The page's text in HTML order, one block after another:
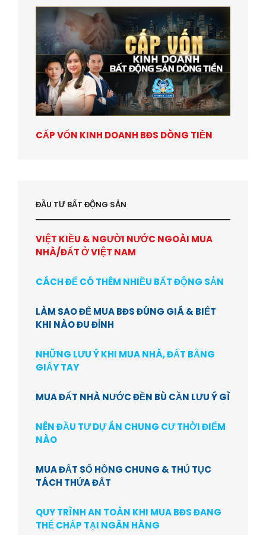
CẤP VỐN KINH DOANH BĐS DÒNG TIỀN
ĐẦU TƯ BẤT ĐỘNG SẢN
VIỆT KIỀU & NGƯỜI NƯỚC NGOÀI MUA
NHÀ/ĐẤT Ở VIỆT NAM
CÁCH ĐỂ CÓ THÊM NHIỀU BẤT ĐỘNG SẢN
LÀM SAO ĐỂ MUA BĐS ĐÚNG GIÁ & BIẾT
KHI NÀO ĐU ĐỈNH
NHỮNG LƯU Ý KHI MUA NHÀ, ĐẤT BẰNG
GIẤY TAY
MUA ĐẤT NHÀ NƯỚC ĐỀN BÙ CẦN LƯU Ý GÌ
NÊN ĐẦU TƯ DỰ ÁN CHUNG CƯ THỜI ĐIỂM
NÀO
MUA ĐẤT SỔ HỒNG CHUNG & THỦ TỤC
TÁCH THỬA ĐẤT
QUY TRÌNH AN TOÀN KHI MUA BĐS ĐANG
THẾ CHẤP TẠI NGÂN HÀNG